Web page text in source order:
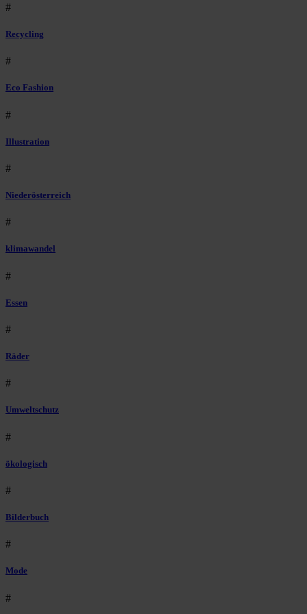
#
Recycling
#
Eco Fashion
#
Illustration
#
Niederösterreich
#
klimawandel
#
Essen
#
Räder
#
Umweltschutz
#
ökologisch
#
Bilderbuch
#
Mode
#